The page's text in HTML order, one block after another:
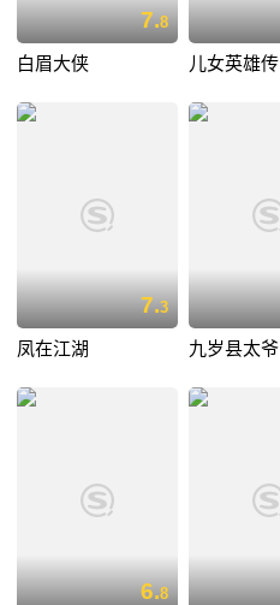
7.8
白眉大侠 儿女英雄传
7.3
凤在江湖 九岁县太爷
6.8